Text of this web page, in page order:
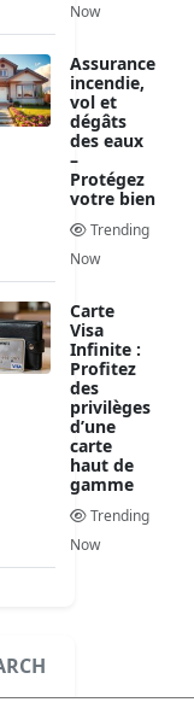
Now
Assurance
incendie,
vol et
dégâts
des eaux
–
Protégez
votre bien
Trending
Now
Carte
Visa
Infinite :
Profitez
des
privilèges
d’une
carte
haut de
gamme
Trending
Now